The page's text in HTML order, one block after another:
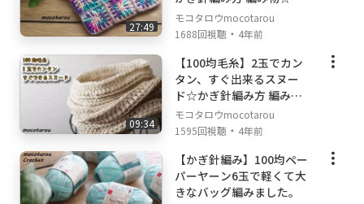
27:49
モコタロウmocotarou
1688回視聴 ・ 4年前
09:34
【100均毛糸】2玉でカン
タン、すぐ出来るスヌー
ド☆かぎ針編み方 編み物
☆
モコタロウmocotarou
1595回視聴 ・ 4年前
【かぎ針編み】100均ペー
パーヤーン6玉で軽くて大
きなバッグ編みました。